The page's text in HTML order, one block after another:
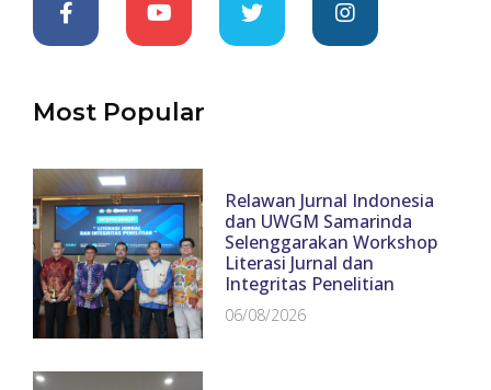
Most Popular
Relawan Jurnal Indonesia
dan UWGM Samarinda
Selenggarakan Workshop
Literasi Jurnal dan
Integritas Penelitian
06/08/2026